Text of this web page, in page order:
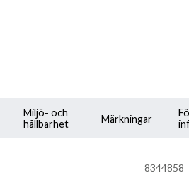
Miljö- och
hållbarhet
Märkningar
8344858